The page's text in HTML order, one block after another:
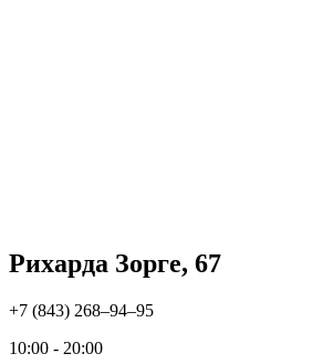
Рихарда Зорге, 67
+7 (843) 268‒94‒95
10:00 - 20:00